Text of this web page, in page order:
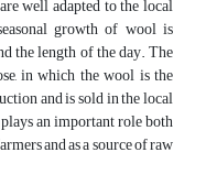
well adapted to the local
growth of wool is
the length of the day. The
in which the wool is the
and is sold in the local
an important role both
and as a source of raw